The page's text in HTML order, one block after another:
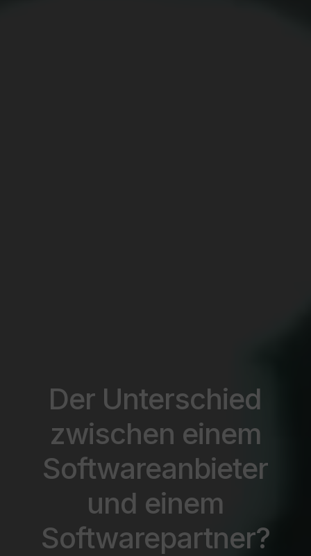
Der Unterschied
zwischen einem
Softwareanbieter
und einem
Softwarepartner?